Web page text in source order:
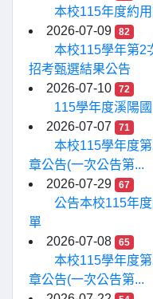
本校115年度約
2026-07-09
82
本校115學年第2
招考甄選結果公告
2026-07-10
72
115學年度溪陽
2026-07-07
71
本校115學年度
章公告(一次公告第...
2026-07-29
67
公告本校115年
單
2026-07-08
65
本校115學年度
章公告(一次公告第...